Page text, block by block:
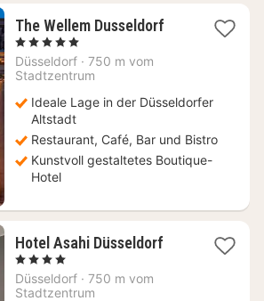
The Wellem Dusseldorf2
, 5 Sterne
Düsseldorf · 750 m vom
Stadtzentrum
Ideale Lage in der Düsseldorfer
Altstadt
Restaurant, Café, Bar und Bistro
Kunstvoll gestaltetes Boutique-
Hotel
Hotel Asahi Düsseldorf1
, 4 Sterne
Düsseldorf · 750 m vom
Stadtzentrum